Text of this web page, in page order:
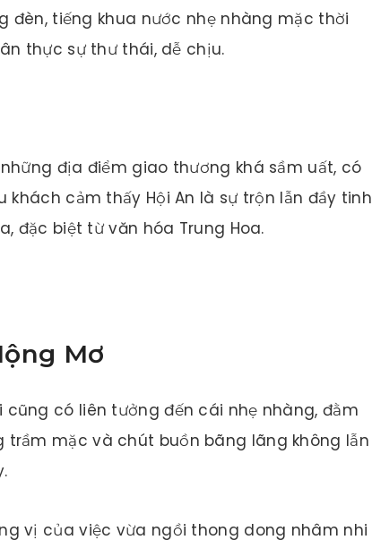
đèn, tiếng khua nước nhẹ nhàng mặc thời
thực sự thư thái, dễ chịu.
địa điểm giao thương khá sầm uất, có
khách cảm thấy Hội An là sự trộn lẫn đầy tinh
đặc biệt từ văn hóa Trung Hoa.
Mơ
cũng có liên tưởng đến cái nhẹ nhàng, đằm
trầm mặc và chút buồn bãng lãng không lẫn
vị của việc vừa ngồi thong dong nhâm nhi